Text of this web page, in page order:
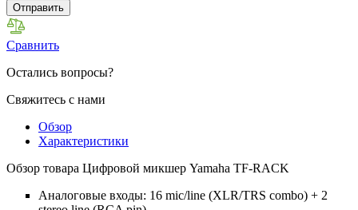
Отправить
Сравнить
Остались вопросы?
Свяжитесь с нами
Обзор
Характеристики
Обзор товара Цифровой микшер Yamaha TF-RACK
Аналоговые входы: 16 mic/line (XLR/TRS combo) + 2